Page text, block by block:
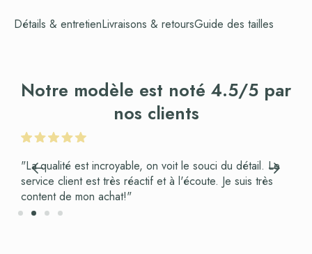
Détails & entretienLivraisons & retoursGuide des tailles
Notre modèle est noté 4.5/5 par
nos clients
"La qualité est incroyable, on voit le souci du détail. Le
service client est très réactif et à l'écoute. Je suis très
content de mon achat!"